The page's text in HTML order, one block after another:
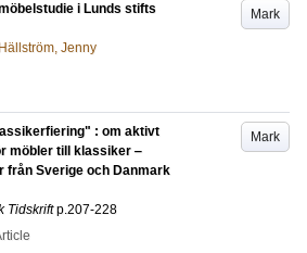
Mark
i Lunds stifts
Hällström, Jenny
Mark
: om aktivt
möbler till klassiker ‒
från Sverige och Danmark
Tidskrift p.207-228